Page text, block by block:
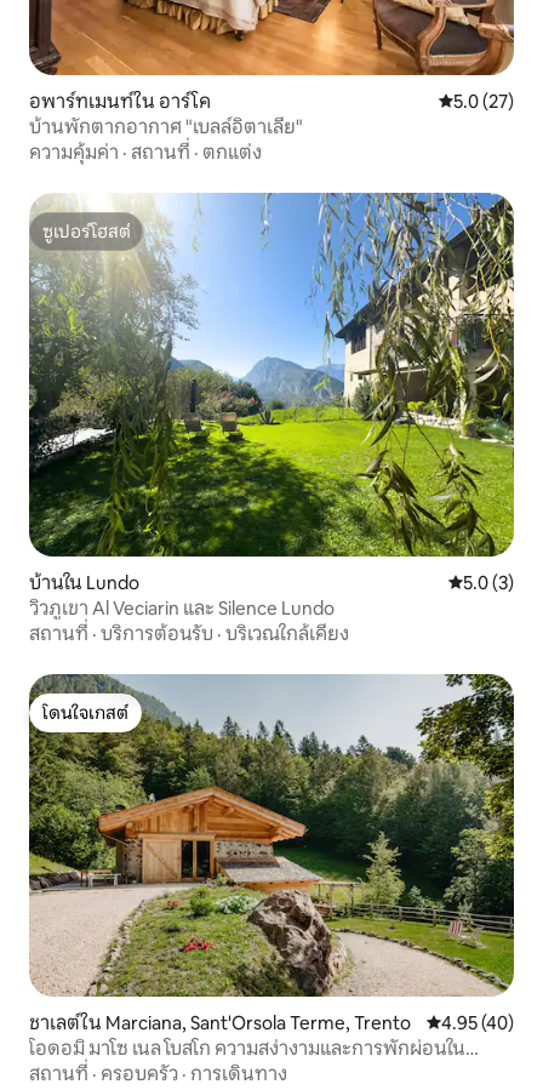
อพาร์ทเมนท์ใน อาร์โค คะแนนเฉลี่ย
5.0 (27)
บ้านพักตากอากาศ "เบลล์อิตาเลีย"
ความคุ้มค่า · สถานที่ · ตกแต่ง
ซูเปอร์โฮสต์
ซูเปอร์โฮสต์
บ้านใน Lundo คะแนนเฉลี่
5.0 (3)
วิวภูเขา Al Veciarin และ Silence Lundo
สถานที่ · บริการต้อนรับ · บริเวณใกล้เคียง
โดนใจเกสต์
โดนใจเกสต์
ชาเลต์ใน Marciana, Sant'Orsola Terme, Trento คะแนนเฉลี่ย
4.95 (40)
โอดอมิ มาโซ เนล โบสโก ความสง่างามและการพักผ่อนใน
ธรรมชาติ
สถานที่ · ครอบครัว · การเดินทาง